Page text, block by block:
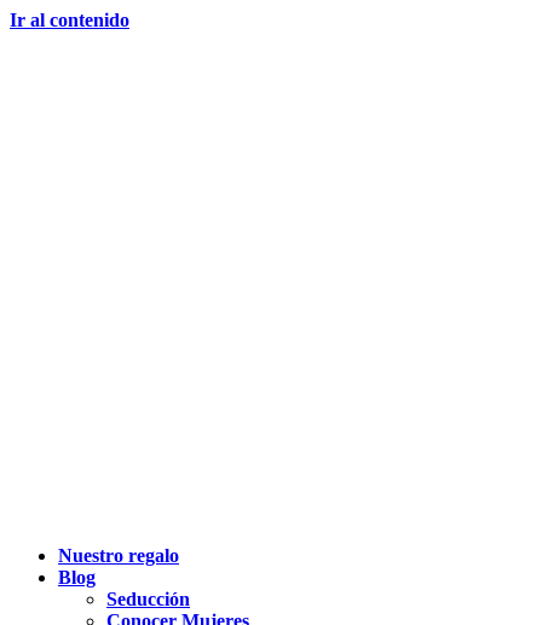
Ir al contenido
Nuestro regalo
Blog
Seducción
Conocer Mujeres